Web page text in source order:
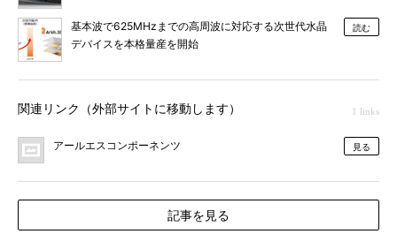
基本波で625MHzまでの高周波に対応する次世代水晶
デバイスを本格量産を開始
読む
関連リンク（外部サイトに移動します） 1 links
アールエスコンポーネンツ 見る
記事を見る